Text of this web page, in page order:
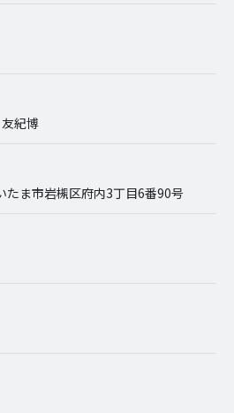
紀博
ま市岩槻区府内3丁目6番90号